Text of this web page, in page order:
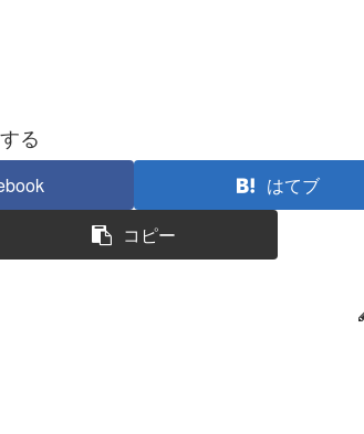
る
はてブ
コピー